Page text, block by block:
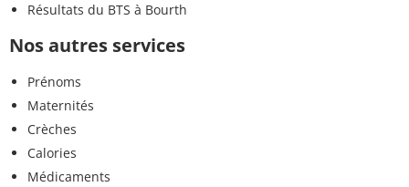
Résultats du BTS à Bourth
Nos autres services
Prénoms
Maternités
Crèches
Calories
Médicaments